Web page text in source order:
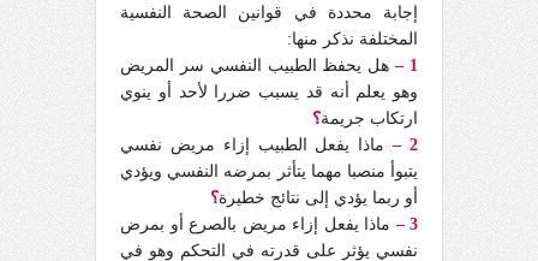
إجابة محددة في قوانين الصحة النفسية
المختلفة نذكر منها:
1 –
هل يحفظ الطبيب النفسي سر المريض
وهو يعلم أنه قد يسبب ضررا لأحد أو ينوي
ارتكاب جريمة؟
2 –
ماذا يفعل الطبيب إزاء مريض نفسي
يتبوأ منصبا مهما يتأثر بمرضه النفسي ويؤدي
أو ربما يؤدي إلى نتائج خطيرة؟
3 –
ماذا يفعل إزاء مريض بالصرع أو بمرض
نفسي يؤثر على قدرته في التحكم وهو في